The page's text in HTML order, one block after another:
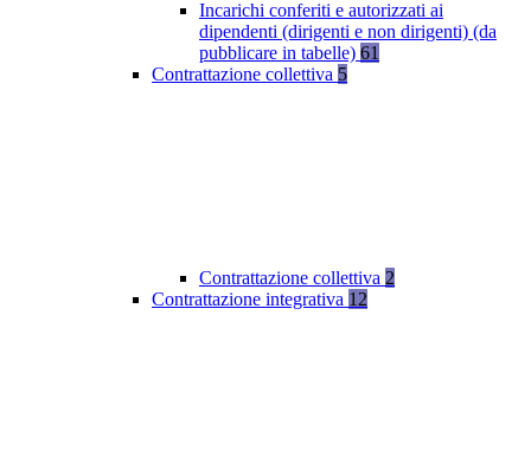
Incarichi conferiti e autorizzati ai
dipendenti (dirigenti e non dirigenti) (da
pubblicare in tabelle) 61
Contrattazione collettiva 5
Contrattazione collettiva 2
Contrattazione integrativa 12